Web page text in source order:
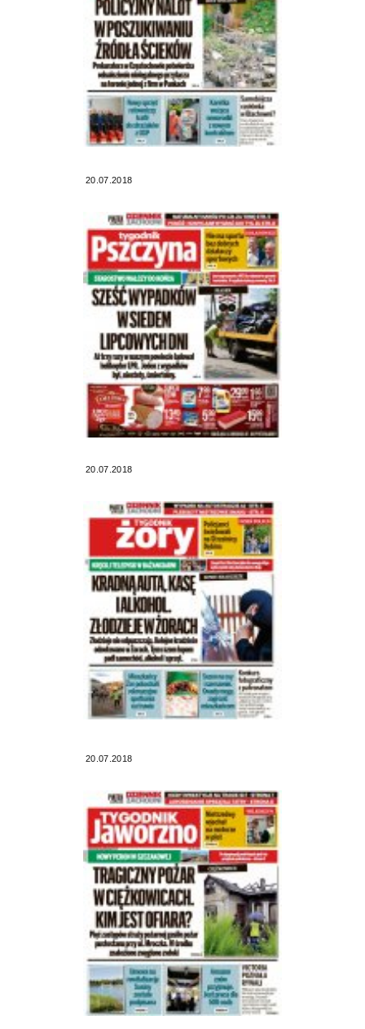
20.07.2018
20.07.2018
20.07.2018